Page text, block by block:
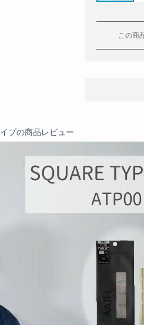
この商
プの商品レビュー